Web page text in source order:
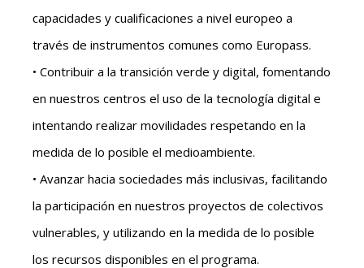
capacidades y cualificaciones a nivel europeo a
través de instrumentos comunes como Europass.
• Contribuir a la transición verde y digital, fomentando
en nuestros centros el uso de la tecnología digital e
intentando realizar movilidades respetando en la
medida de lo posible el medioambiente.
• Avanzar hacia sociedades más inclusivas, facilitando
la participación en nuestros proyectos de colectivos
vulnerables, y utilizando en la medida de lo posible
los recursos disponibles en el programa.